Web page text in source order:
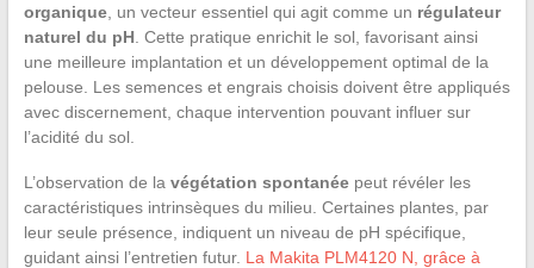
organique, un vecteur essentiel qui agit comme un régulateur
naturel du pH. Cette pratique enrichit le sol, favorisant ainsi
une meilleure implantation et un développement optimal de la
pelouse. Les semences et engrais choisis doivent être appliqués
avec discernement, chaque intervention pouvant influer sur
l’acidité du sol.
L’observation de la végétation spontanéepeut révéler les
caractéristiques intrinsèques du milieu. Certaines plantes, par
leur seule présence, indiquent un niveau de pH spécifique,
guidant ainsi l’entretien futur. La Makita PLM4120 N, grâce à